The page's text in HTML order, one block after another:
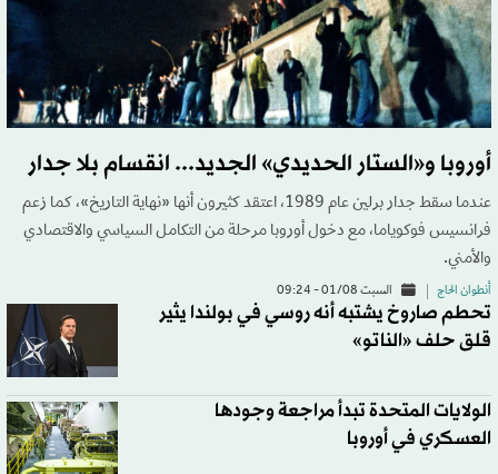
أوروبا و«الستار الحديدي» الجديد... انقسام بلا جدار
عندما سقط جدار برلين عام 1989، اعتقد كثيرون أنها «نهاية التاريخ»، كما زعم
فرانسيس فوكوياما، مع دخول أوروبا مرحلة من التكامل السياسي والاقتصادي
والأمني.
أنطوان الحاج السبت 01/08 - 09:24
تحطم صاروخ يشتبه أنه روسي في بولندا يثير
قلق حلف «الناتو»
الولايات المتحدة تبدأ مراجعة وجودها
العسكري في أوروبا